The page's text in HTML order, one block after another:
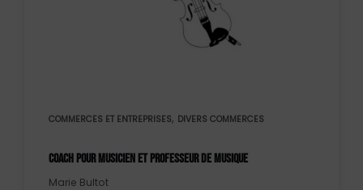
COMMERCES ET ENTREPRISES, DIVERS COMMERCES
COACH POUR MUSICIEN ET PROFESSEUR DE MUSIQUE
Marie Bultot